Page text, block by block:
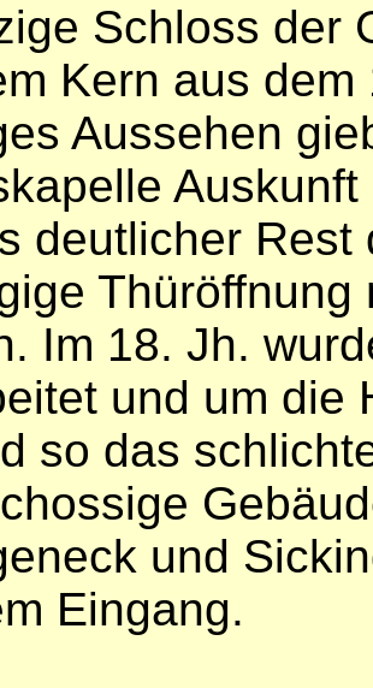
Schloss der
Kern aus
Aussehen
deutlicher
Im 18. Jh.
und um die
so das
und
Eingang.